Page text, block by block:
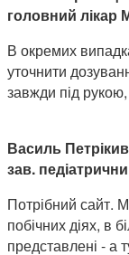
головний
В окремих
уточнити
завжди під
Василь
зав.
Потрібний сайт.
побічних діях, в
представлені - а